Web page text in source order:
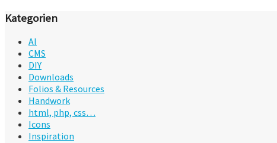
Kategorien
AI
CMS
DIY
Downloads
Folios & Resources
Handwork
html, php, css…
Icons
Inspiration